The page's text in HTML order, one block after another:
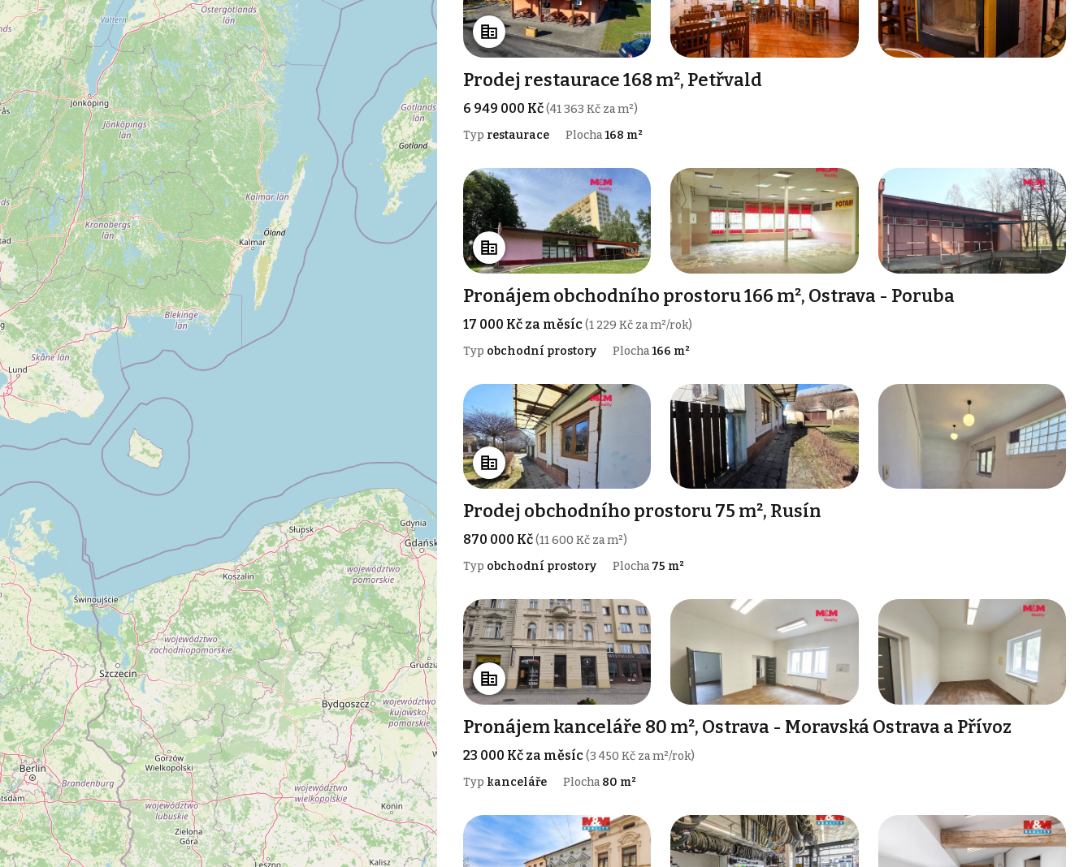
Prodej restaurace 168 m², Petřvald
6 949 000 Kč(41 363 Kč za m²)
Typ restaurace Plocha168 m²
Pronájem obchodního prostoru 166 m², Ostrava - Poruba
17 000 Kč za měsíc(1 229 Kč za m²/rok)
Typ obchodní prostory Plocha166 m²
Prodej obchodního prostoru 75 m², Rusín
870 000 Kč(11 600 Kč za m²)
Typ obchodní prostory Plocha 75 m²
Pronájem kanceláře 80 m², Ostrava - Moravská Ostrava a Přívoz
23 000 Kč za měsíc(3 450 Kč za m²/rok)
Typ kanceláře Plocha 80 m²